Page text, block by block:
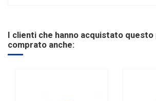
I clienti che hanno acquistato
comprato anche: